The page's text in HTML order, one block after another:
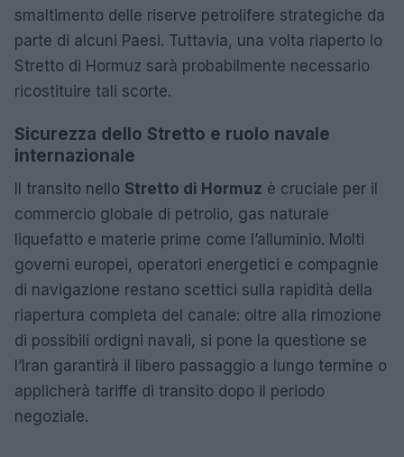
smaltimento delle riserve petrolifere strategiche da
parte di alcuni Paesi. Tuttavia, una volta riaperto lo
Stretto di Hormuz sarà probabilmente necessario
ricostituire tali scorte.
Sicurezza dello Stretto e ruolo navale
internazionale
Il transito nello Stretto di Hormuz è cruciale per il
commercio globale di petrolio, gas naturale
liquefatto e materie prime come l’alluminio. Molti
governi europei, operatori energetici e compagnie
di navigazione restano scettici sulla rapidità della
riapertura completa del canale: oltre alla rimozione
di possibili ordigni navali, si pone la questione se
l’Iran garantirà il libero passaggio a lungo termine o
applicherà tariffe di transito dopo il periodo
negoziale.